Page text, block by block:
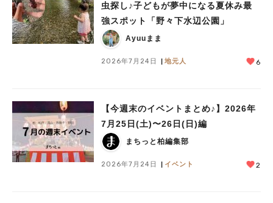
虫探し♪子どもが夢中になる夏休み最
強スポット「野々下水辺公園」
Ayuuまま
2026年7月24日 地元人 6
【今週末のイベントまとめ♪】2026年
7月25日(土)〜26日(日)編
まちっと柏編集部
2026年7月24日 イベント 2